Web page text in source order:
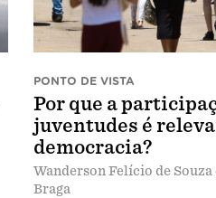
PONTO DE VISTA
Por que a
juventudes é
democracia?
Wanderson Felício de
Braga